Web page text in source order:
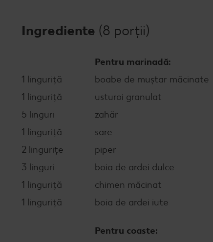
Ingrediente (8 porții)
Pentru marinadă:
1 linguriță
boabe de muștar măcinate
1 linguriță
usturoi granulat
5 linguri
zahăr
1 linguriță
sare
2 lingurițe
piper
3 linguri
boia de ardei dulce
1 linguriță
chimen măcinat
1 linguriță
boia de ardei iute
Pentru coaste: